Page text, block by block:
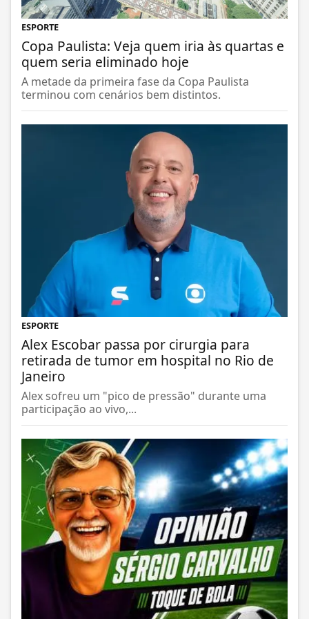
ESPORTE
Copa Paulista: Veja quem iria às quartas e
quem seria eliminado hoje
A metade da primeira fase da Copa Paulista
terminou com cenários bem distintos.
ESPORTE
Alex Escobar passa por cirurgia para
retirada de tumor em hospital no Rio de
Janeiro
Alex sofreu um "pico de pressão" durante uma
participação ao vivo,...